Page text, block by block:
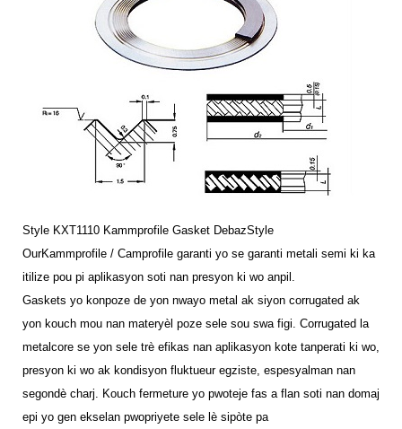
Style KXT1110 Kammprofile Gasket DebazStyle
OurKammprofile / Camprofile garanti yo se garanti metali semi ki ka
itilize pou pi aplikasyon soti nan presyon ki wo anpil.
Gaskets yo konpoze de yon nwayo metal ak siyon corrugated ak
yon kouch mou nan materyèl poze sele sou swa figi. Corrugated la
metalcore se yon sele trè efikas nan aplikasyon kote tanperati ki wo,
presyon ki wo ak kondisyon fluktueur egziste, espesyalman nan
segondè charj. Kouch fermeture yo pwoteje fas a flan soti nan domaj
epi yo gen ekselan pwopriyete sele lè sipòte pa